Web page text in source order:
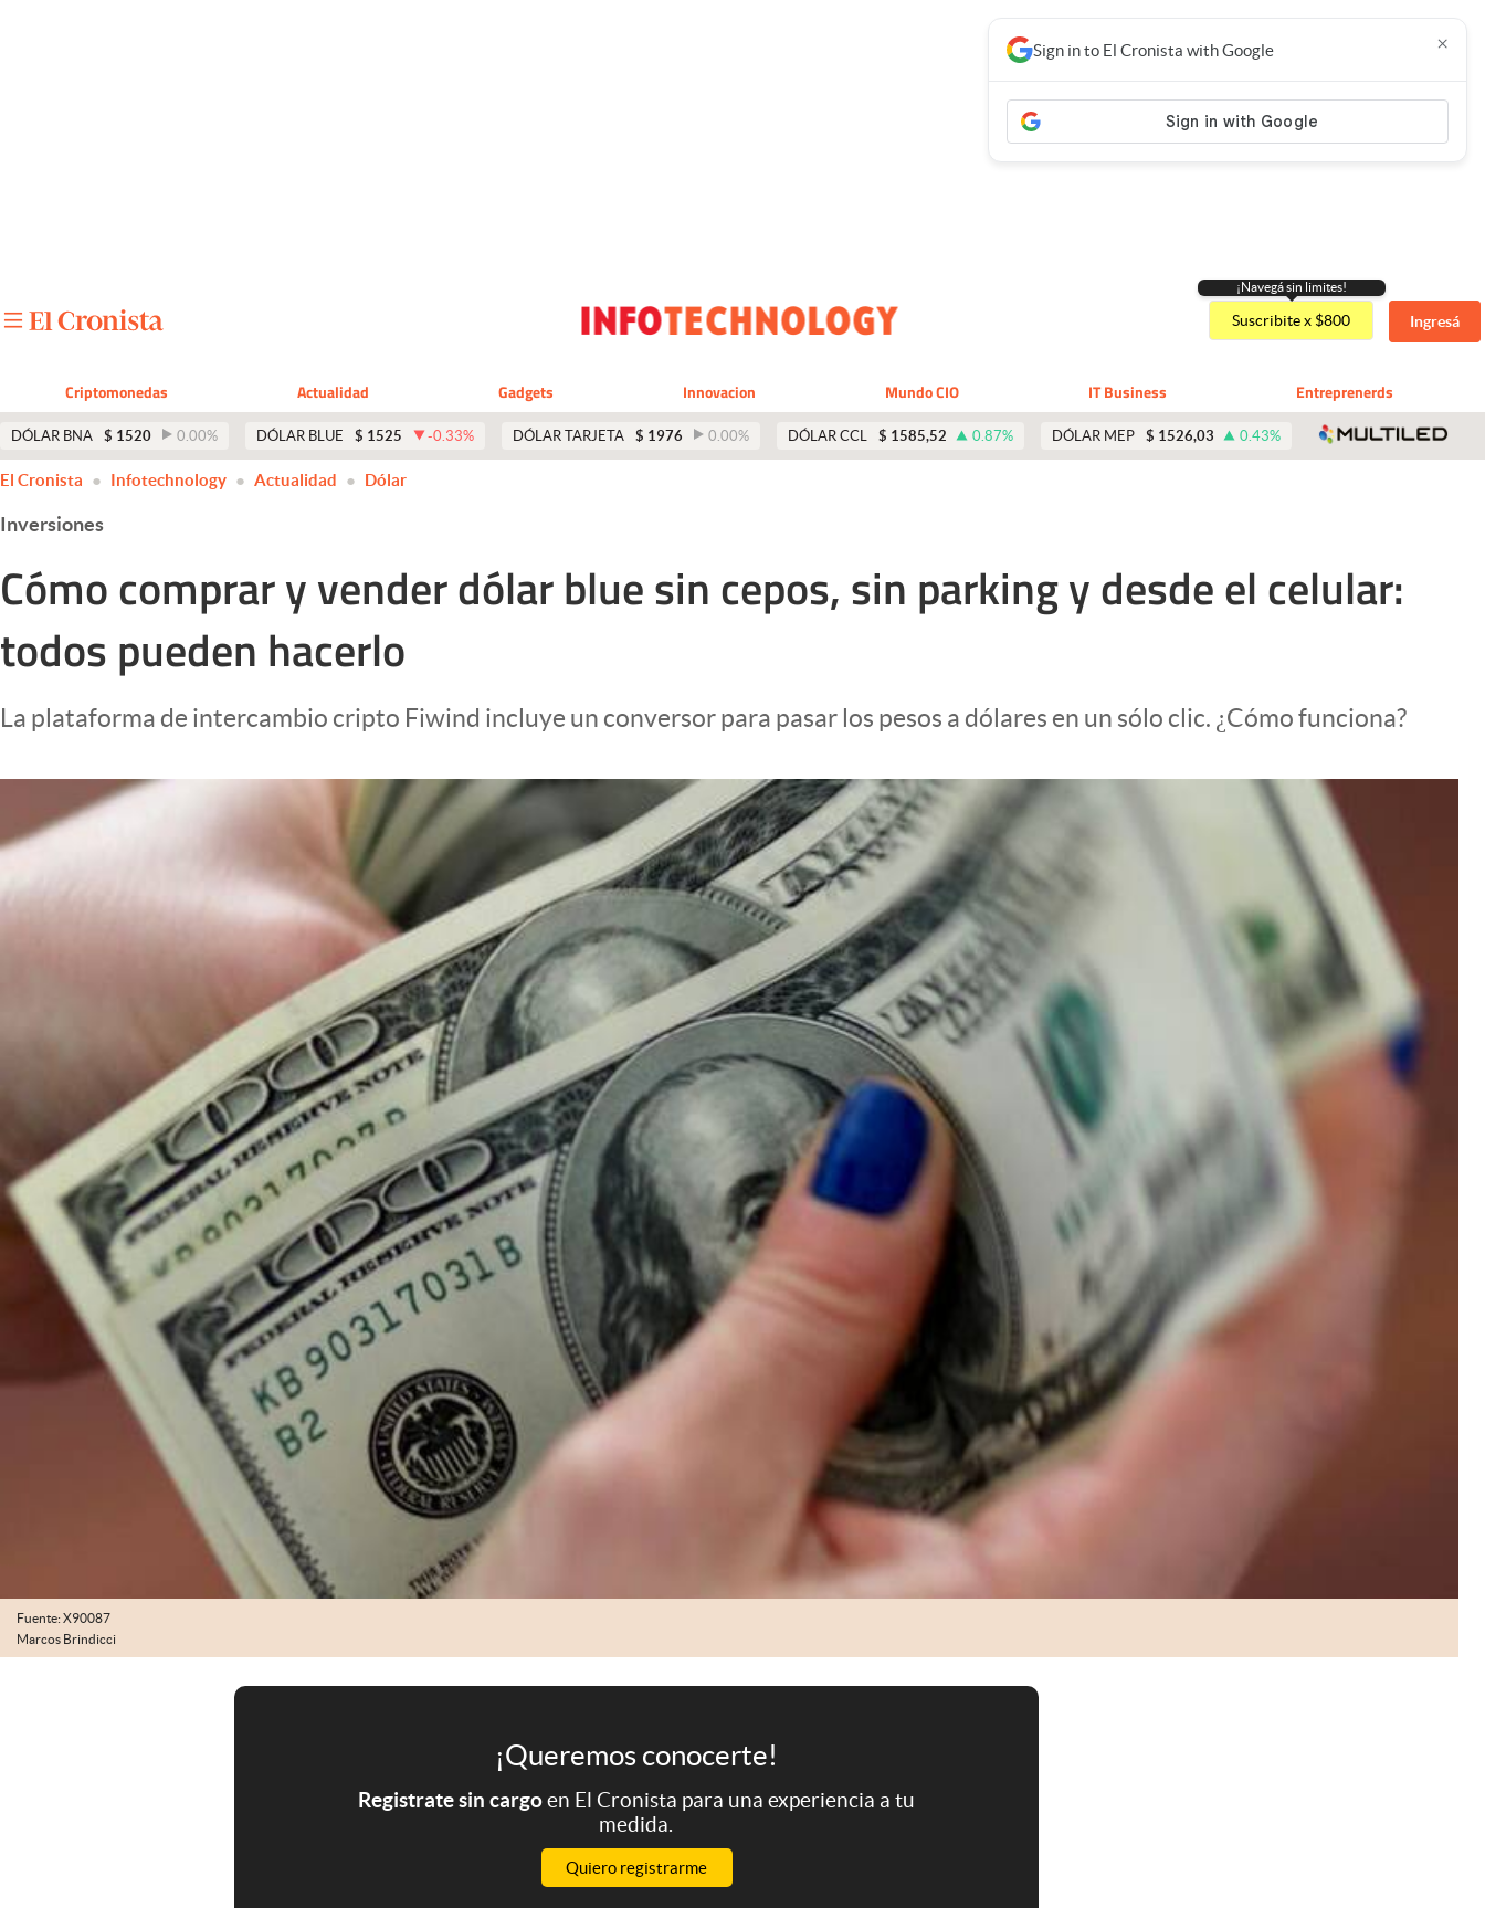
Apertura
Clima
Mundial 2026
Eventos Corporativos
El Cronista Studio
abre en nueva pestaña
¡Navegá sin limites!
Suscribite x $800 Ingresá
Criptomonedas Actualidad Gadgets Innovacion Mundo CIO IT Business Entreprenerds
DÓLAR BNA $ 1520 0.00% DÓLAR BLUE $ 1525 -0.33% DÓLAR TARJETA $ 1976 0.00% DÓLAR CCL $ 1585,52 0.87% DÓLAR MEP $ 1526,03 0.43%
Sign in to El Cronista with Google ×
El Cronista Infotechnology Actualidad Dólar
Inversiones
Cómo comprar y vender dólar blue sin cepos, sin parking y desde el celular:
todos pueden hacerlo
La plataforma de intercambio cripto Fiwind incluye un conversor para pasar los pesos a dólares en un sólo clic. ¿Cómo funciona?
Fuente: X90087
Marcos Brindicci
¡Queremos conocerte!
Registrate sin cargoen El Cronista para una experiencia a tu
medida.
Quiero registrarme